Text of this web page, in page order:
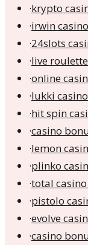
·krypto
·irwin
·24slots
·live
·online
·lukki
·hit spin
·casino
·lemon
·plinko
·total
·pistolo
·evolve
·casino